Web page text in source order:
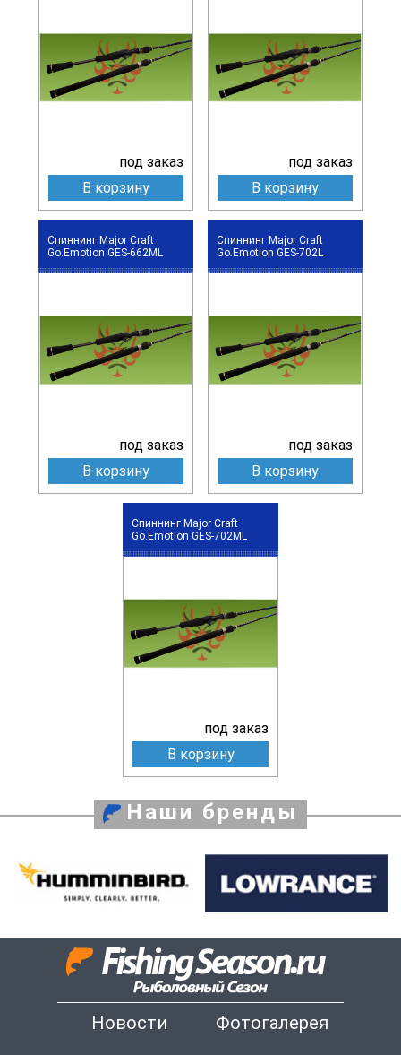
под заказ
В корзину
под заказ
В корзину
Спиннинг Major Craft
Go.Emotion GES-662ML
под заказ
В корзину
Спиннинг Major Craft
Go.Emotion GES-702L
под заказ
В корзину
Спиннинг Major Craft
Go.Emotion GES-702ML
под заказ
В корзину
Наши бренды
Новости
Фотогалерея